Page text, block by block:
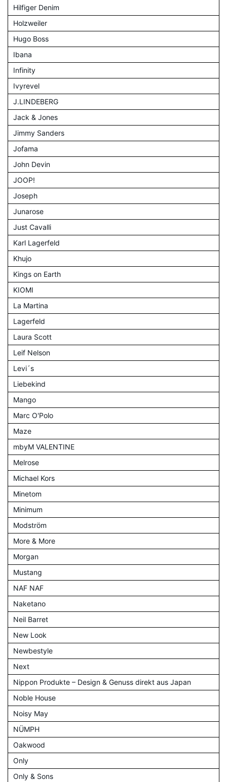
Hilfiger Denim
Holzweiler
Hugo Boss
Ibana
Infinity
Ivyrevel
J.LINDEBERG
Jack & Jones
Jimmy Sanders
Jofama
John Devin
JOOP!
Joseph
Junarose
Just Cavalli
Karl Lagerfeld
Khujo
Kings on Earth
KIOMI
La Martina
Lagerfeld
Laura Scott
Leif Nelson
Levi´s
Liebekind
Mango
Marc O'Polo
Maze
mbyM VALENTINE
Melrose
Michael Kors
Minetom
Minimum
Modström
More & More
Morgan
Mustang
NAF NAF
Naketano
Neil Barret
New Look
Newbestyle
Next
Nippon Produkte – Design & Genuss direkt aus Japan
Noble House
Noisy May
NÜMPH
Oakwood
Only
Only & Sons